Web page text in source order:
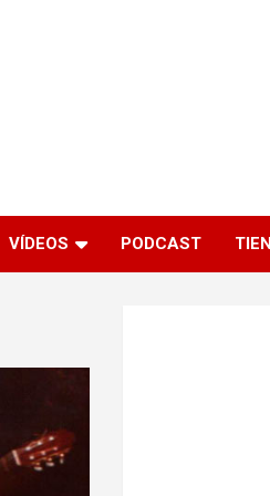
VÍDEOS PODCAST